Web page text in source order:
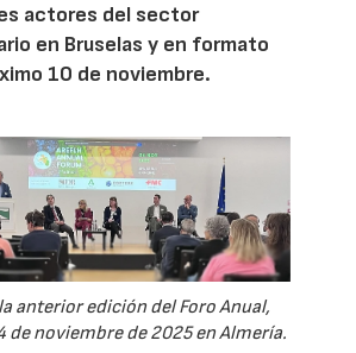
actores del sector
en Bruselas y en formato
10 de noviembre.
anterior edición del Foro Anual,
de noviembre de 2025 en Almería.